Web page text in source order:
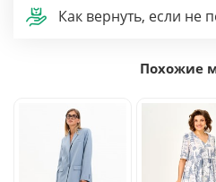
Как вернуть, если не
Похожие